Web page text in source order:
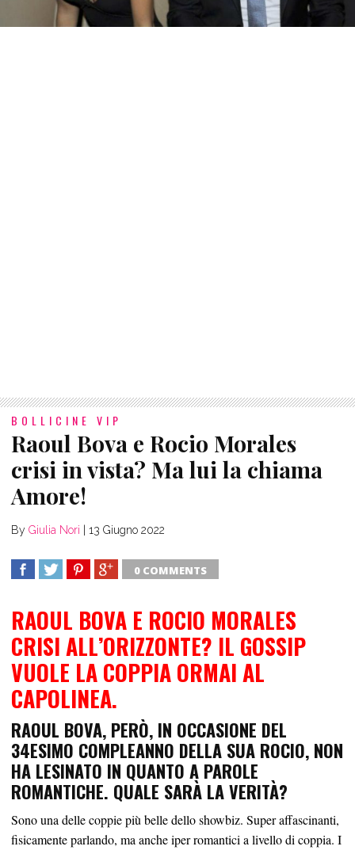
BOLLICINE VIP
Raoul Bova e Rocio Morales
crisi in vista? Ma lui la chiama
Amore!
By Giulia Nori 13 Giugno 2022
0 COMMENTS
RAOUL BOVA E ROCIO MORALES
CRISI ALL’ORIZZONTE? IL GOSSIP
VUOLE LA COPPIA ORMAI AL
CAPOLINEA.
RAOUL BOVA, PERÒ, IN OCCASIONE DEL
34ESIMO COMPLEANNO DELLA SUA ROCIO, NON
HA LESINATO IN QUANTO A PAROLE
ROMANTICHE. QUALE SARÀ LA VERITÀ?
Sono una delle coppie più belle dello showbiz. Super affascinanti,
fisicamente parlando, ma anche iper romantici a livello di coppia. I